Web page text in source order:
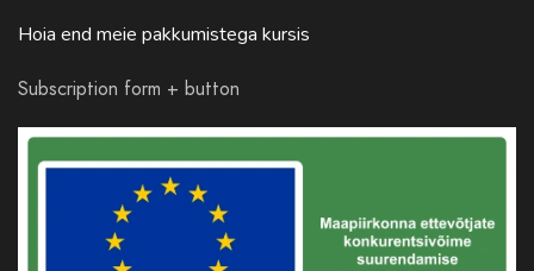
Hoia end meie pakkumistega kursis
Subscription form + button